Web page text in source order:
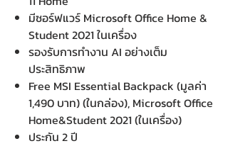
มีซอร์ฟแวร์ Microsoft Office Home &
Student 2021 ในเครื่อง
รองรับการทำงาน AI อย่างเต็ม
ประสิทธิภาพ
Free MSI Essential Backpack (มูลค่า
1,490 บาท) (ในกล่อง), Microsoft Office
Home&Student 2021 (ในเครื่อง)
ประกัน 2 ปี